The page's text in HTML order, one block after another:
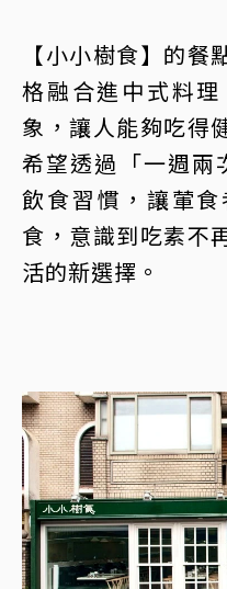
【小小樹食】的
格融合進中式料
象，讓人能夠吃得
希望透過「一週兩
飲食習慣，讓葷
食，意識到吃素不
活的新選擇。